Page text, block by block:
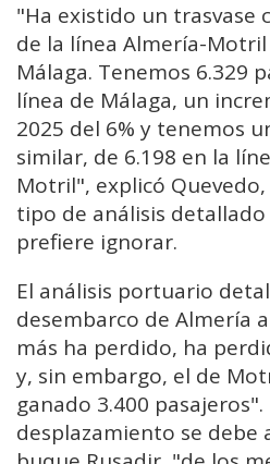
"Ha existido un trasvase
de la línea Almería-
Málaga. Tenemos 6.329
línea de Málaga, un
2025 del 6% y tenemos
similar, de 6.198 en la
Motril", explicó
tipo de análisis
prefiere ignorar.
El análisis portuario
desembarco de Almería
más ha perdido, ha
y, sin embargo, el de
ganado 3.400 pasajeros".
desplazamiento se debe